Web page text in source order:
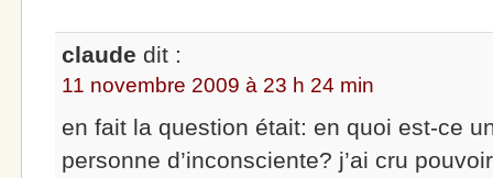
claude dit :
11 novembre 2009 à 23 h 24 min
en fait la question était: en quoi est-ce
personne d’inconsciente? j’ai cru